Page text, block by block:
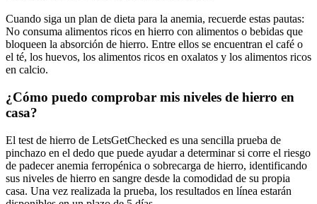
Cuando siga un plan de dieta para la anemia, recuerde estas pautas:
No consuma alimentos ricos en hierro con alimentos o bebidas que
bloqueen la absorción de hierro. Entre ellos se encuentran el café o
el té, los huevos, los alimentos ricos en oxalatos y los alimentos ricos
en calcio.
¿Cómo puedo comprobar mis niveles de hierro en
casa?
El test de hierro de LetsGetChecked es una sencilla prueba de
pinchazo en el dedo que puede ayudar a determinar si corre el riesgo
de padecer anemia ferropénica o sobrecarga de hierro, identificando
sus niveles de hierro en sangre desde la comodidad de su propia
casa. Una vez realizada la prueba, los resultados en línea estarán